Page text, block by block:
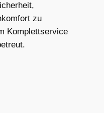
zu
Komplettservice